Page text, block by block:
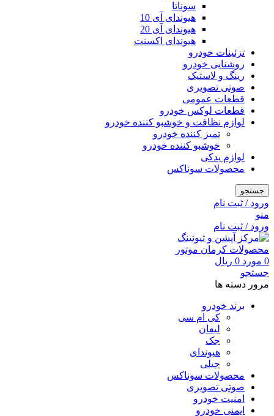
سوناتا
هیوندای آی 10
هیوندای آی 20
هیوندای اکسنت
تزئینات خودرو
روشنایی خودرو
رینگ و لاستیک
صوتی تصویری
قطعات عمومی
قطعات لوکس خودرو
لوازم نظافت و خوشبو کننده خودرو
تمیز کننده خودرو
خوشبو کننده خودرو
لوازم یدکی
محصولات سوناکس
جستجو
ورود / ثبت نام
منو
ورود / ثبت نام
0 مورد 0 ریال
جستجو
مرور دسته ها
برند خودرو
کی ام سی
لیفان
جک
هیوندای
جیلی
محصولات سوناکس
صوتی تصویری
امنیت خودرو
ایمنی خودرو